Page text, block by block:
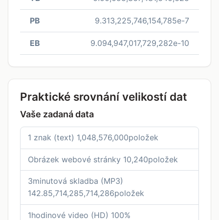
PB 9.313,225,746,154,785e-7
EB 9.094,947,017,729,282e-10
Praktické srovnání velikostí dat
Vaše zadaná data
1 znak (text) 1,048,576,000položek
Obrázek webové stránky 10,240položek
3minutová skladba (MP3)
142.85,714,285,714,286položek
1hodinové video (HD) 100%